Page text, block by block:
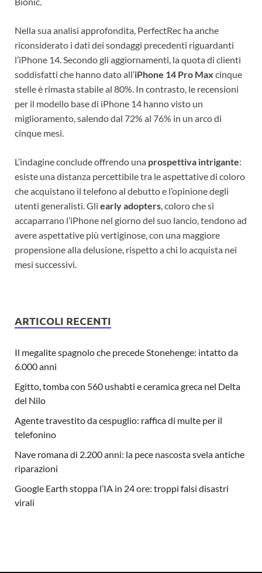
Nella sua analisi approfondita, PerfectRec ha anche
riconsiderato i dati dei sondaggi precedenti riguardanti
l’iPhone 14. Secondo gli aggiornamenti, la quota di clienti
soddisfatti che hanno dato all’iPhone 14 Pro Max cinque
stelle è rimasta stabile al 80%. In contrasto, le recensioni
per il modello base di iPhone 14 hanno visto un
miglioramento, salendo dal 72% al 76% in un arco di
cinque mesi.
L’indagine conclude offrendo una prospettiva intrigante:
esiste una distanza percettibile tra le aspettative di coloro
che acquistano il telefono al debutto e l’opinione degli
utenti generalisti. Gli early adopters, coloro che si
accaparrano l’iPhone nel giorno del suo lancio, tendono ad
avere aspettative più vertiginose, con una maggiore
propensione alla delusione, rispetto a chi lo acquista nei
mesi successivi.
ARTICOLI RECENTI
Il megalite spagnolo che precede Stonehenge: intatto da
6.000 anni
Egitto, tomba con 560 ushabti e ceramica greca nel Delta
del Nilo
Agente travestito da cespuglio: raffica di multe per il
telefonino
Nave romana di 2.200 anni: la pece nascosta svela antiche
riparazioni
Google Earth stoppa l’IA in 24 ore: troppi falsi disastri
virali